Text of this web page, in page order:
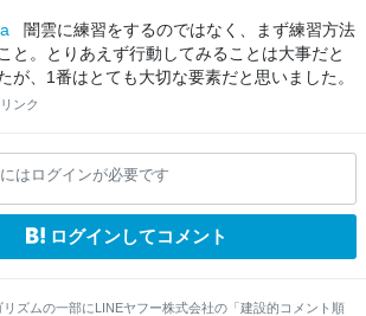
闇雲に練習をするのではなく、まず練習方法
と。とりあえず行動してみることは大事だと
が、1番はとても大切な要素だと思いました。
リンク
はログインが必要です
ログインしてコメント
ズムの一部にLINEヤフー株式会社の「建設的コメント順